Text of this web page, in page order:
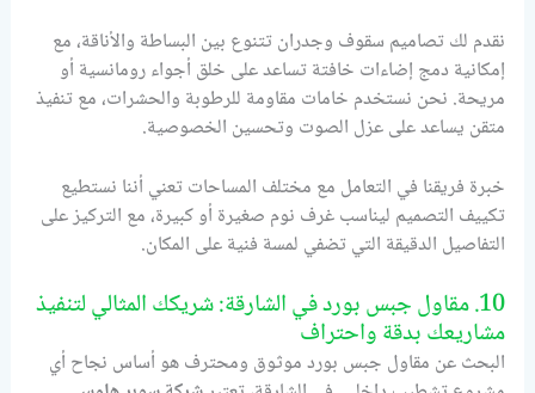
نقدم لك تصاميم سقوف وجدران تتنوع بين البساطة والأناقة، مع
إمكانية دمج إضاءات خافتة تساعد على خلق أجواء رومانسية أو
مريحة. نحن نستخدم خامات مقاومة للرطوبة والحشرات، مع تنفيذ
متقن يساعد على عزل الصوت وتحسين الخصوصية.
خبرة فريقنا في التعامل مع مختلف المساحات تعني أننا نستطيع
تكييف التصميم ليناسب غرف نوم صغيرة أو كبيرة، مع التركيز على
التفاصيل الدقيقة التي تضفي لمسة فنية على المكان.
10. مقاول جبس بورد في الشارقة: شريكك المثالي لتنفيذ
مشاريعك بدقة واحتراف
البحث عن مقاول جبس بورد موثوق ومحترف هو أساس نجاح أي